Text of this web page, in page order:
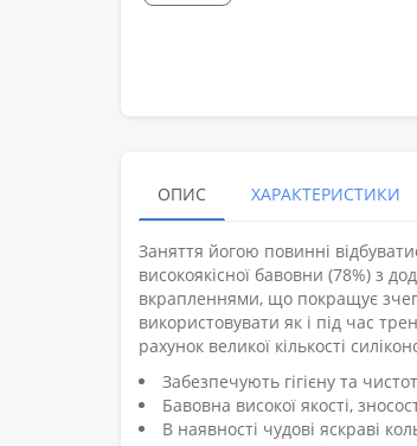
ОПИС ХАРАКТЕРИСТИКИ
Заняття йогою повинні
високоякісної бавовни (78%) з
вкрапленнями, що покращує
використовувати як і під час
рахунок великої кількості
Забезпечують гігієну та
Бавовна високої якості,
В наявності чудові яскраві